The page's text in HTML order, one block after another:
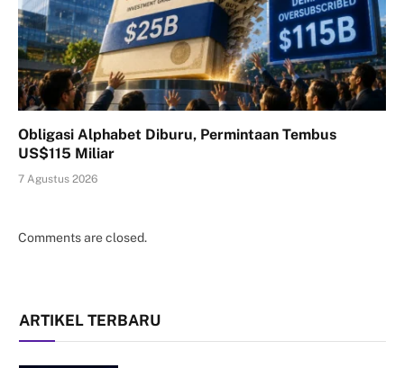
Obligasi Alphabet Diburu, Permintaan Tembus
US$115 Miliar
7 Agustus 2026
Comments are closed.
ARTIKEL TERBARU